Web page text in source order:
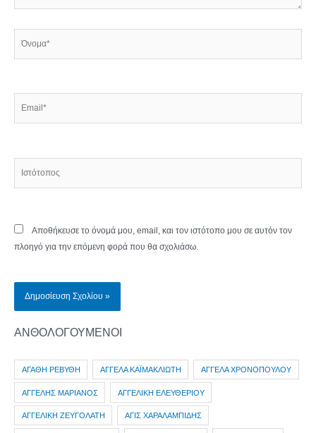
Αποθήκευσε το όνομά μου, email, και τον ιστότοπο μου σε αυτόν τον
πλοηγό για την επόμενη φορά που θα σχολιάσω.
ΑΝΘΟΛΟΓΟΥΜΕΝΟΙ
ΑΓΑΘΗ ΡΕΒΥΘΗ ΑΓΓΕΛΑ ΚΑΪΜΑΚΛΙΩΤΗ ΑΓΓΕΛΑ ΧΡΟΝΟΠΟΥΛΟΥ
ΑΓΓΕΛΗΣ ΜΑΡΙΑΝΟΣ ΑΓΓΕΛΙΚΗ ΕΛΕΥΘΕΡΙΟΥ
ΑΓΓΕΛΙΚΗ ΖΕΥΓΟΛΑΤΗ ΑΓΙΣ ΧΑΡΑΛΑΜΠΙΔΗΣ